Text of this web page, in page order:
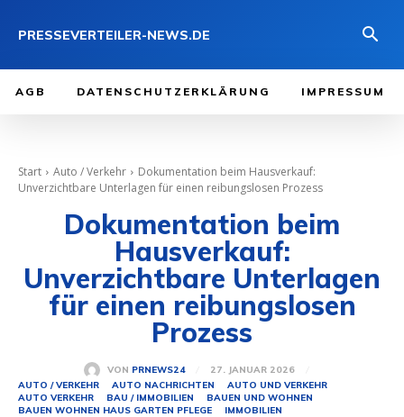
PRESSEVERTEILER-NEWS.DE
AGB DATENSCHUTZERKLÄRUNG IMPRESSUM
Start Auto / Verkehr
Dokumentation beim Hausverkauf:
Unverzichtbare Unterlagen für einen reibungslosen Prozess
Dokumentation beim
Hausverkauf:
Unverzichtbare Unterlagen
für einen reibungslosen
Prozess
VON PRNEWS24
27. JANUAR 2026
AUTO / VERKEHR
AUTO NACHRICHTEN
AUTO UND VERKEHR
AUTO VERKEHR
BAU / IMMOBILIEN
BAUEN UND WOHNEN
BAUEN WOHNEN HAUS GARTEN PFLEGE
IMMOBILIEN